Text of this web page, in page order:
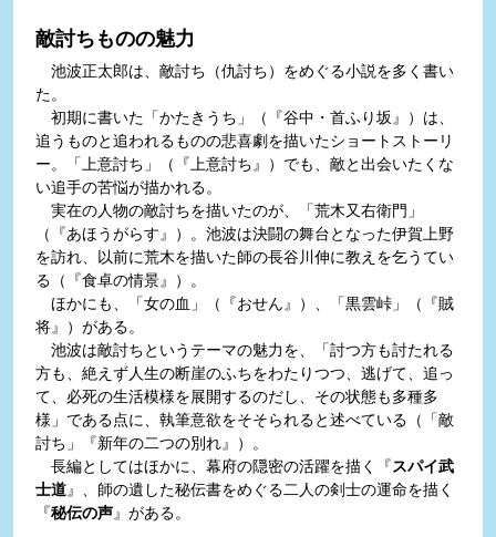
敵討ちものの魅力
池波正太郎は、敵討ち（仇討ち）をめぐる小説を多く書い
た。
初期に書いた「かたきうち」（『谷中・首ふり坂』）は、
追うものと追われるものの悲喜劇を描いたショートストーリ
ー。「上意討ち」（『上意討ち』）でも、敵と出会いたくな
い追手の苦悩が描かれる。
実在の人物の敵討ちを描いたのが、「荒木又右衛門」
（『あほうがらす』）。池波は決闘の舞台となった伊賀上野
を訪れ、以前に荒木を描いた師の長谷川伸に教えを乞うてい
る（『食卓の情景』）。
ほかにも、「女の血」（『おせん』）、「黒雲峠」（『賊
将』）がある。
池波は敵討ちというテーマの魅力を、「討つ方も討たれる
方も、絶えず人生の断崖のふちをわたりつつ、逃げて、追っ
て、必死の生活模様を展開するのだし、その状態も多種多
様」である点に、執筆意欲をそそられると述べている（「敵
討ち」『新年の二つの別れ』）。
長編としてはほかに、幕府の隠密の活躍を描く『スパイ武
士道』、師の遺した秘伝書をめぐる二人の剣士の運命を描く
『秘伝の声』がある。